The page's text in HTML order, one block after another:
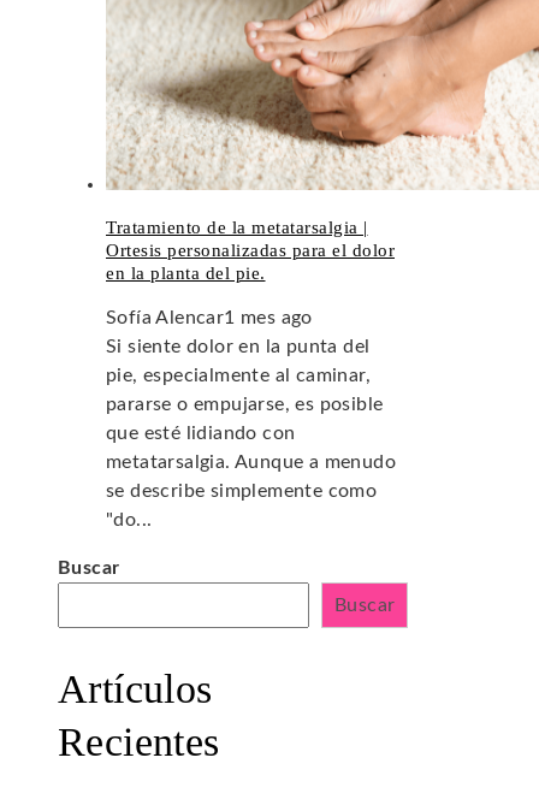
Tratamiento de la metatarsalgia |
Ortesis personalizadas para el dolor
en la planta del pie.
Sofía Alencar1 mes ago
Si siente dolor en la punta del
pie, especialmente al caminar,
pararse o empujarse, es posible
que esté lidiando con
metatarsalgia. Aunque a menudo
se describe simplemente como
"do...
Buscar
Buscar
Artículos
Recientes